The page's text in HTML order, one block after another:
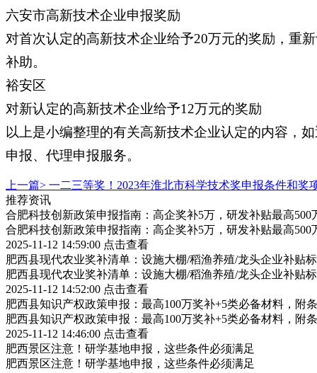
六安市高新技术企业申报奖励
对首次认定的高新技术企业给予20万元的奖励，重
补助。
裕安区
对新认定的高新技术企业给予12万元的奖励
以上是小编整理的有关高新技术企业认定的内容，
申报、代理申报服务。
上一篇> 一二三等奖！2023年淮北市科学技术奖申报条件和奖
推荐资讯
合肥科技创新政策申报指南：高企奖补5万，研发补贴最高500
合肥科技创新政策申报指南：高企奖补5万，研发补贴最高500
2025-11-12 14:59:00 点击查看
肥西县现代农业奖补清单：设施大棚/稻渔养殖/龙头企业补贴
肥西县现代农业奖补清单：设施大棚/稻渔养殖/龙头企业补贴
2025-11-12 14:52:00 点击查看
肥西县知识产权政策申报：最高100万奖补+5类必备材料，附
肥西县知识产权政策申报：最高100万奖补+5类必备材料，附
2025-11-12 14:46:00 点击查看
肥西景区注意！研学基地申报，这些条件必须满足
肥西景区注意！研学基地申报，这些条件必须满足